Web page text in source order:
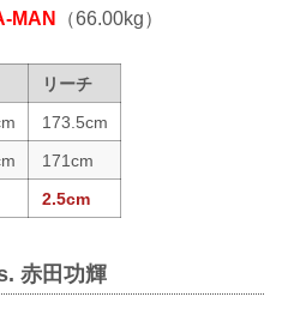
MAN （66.00kg）
リーチ
173.5cm
171cm
2.5cm
赤田功輝